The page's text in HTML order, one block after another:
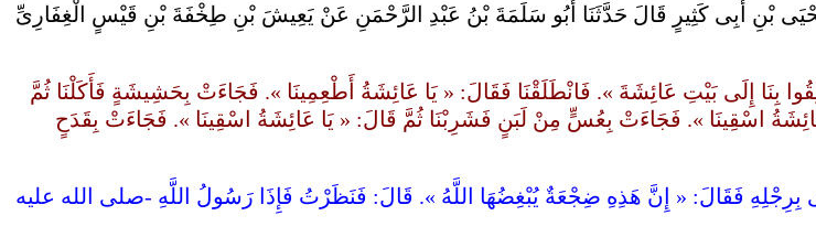
بْنِ أَبِى كَثِيرٍ قَالَ حَدَّثَنَا أَبُو سَلَمَةَ بْنُ عَبْدِ الرَّحْمَنِ عَنْ يَعِيشَ بْنِ طِخْفَةَ بْنِ قَيْسٍ الْغِفَارِىِّ
إِلَى بَيْتِ عَائِشَةَ ». فَانْطَلَقْنَا فَقَالَ: « يَا عَائِشَةُ أَطْعِمِينَا ». فَجَاءَتْ بِحَشِيشَةٍ فَأَكَلْنَا ثُمَّ
اسْقِينَا ». فَجَاءَتْ بِعُسٍّ مِنْ لَبَنٍ فَشَرِبْنَا ثُمَّ قَالَ: « يَا عَائِشَةُ اسْقِينَا ». فَجَاءَتْ بِقَدَحٍ
فَقَالَ: « إِنَّ هَذِهِ ضِجْعَةٌ يُبْغِضُهَا اللَّهُ ». قَالَ: فَنَظَرْتُ فَإِذَا رَسُولُ اللَّهِ -صلى الله عليه